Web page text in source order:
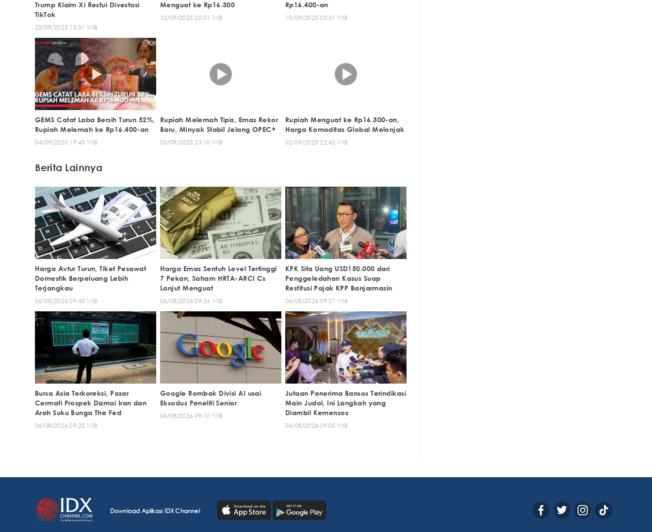
Trump Klaim Xi Restui Divestasi
TikTok
22/09/2025 15:31 WIB
Menguat ke Rp16.300
12/09/2025 20:01 WIB
Rp16.400-an
10/09/2025 20:31 WIB
GEMS Catat Laba Bersih Turun 52%,
Rupiah Melemah ke Rp16.400-an
04/09/2025 19:45 WIB
Rupiah Melemah Tipis, Emas Rekor
Baru, Minyak Stabil Jelang OPEC+
03/09/2025 23:10 WIB
Rupiah Menguat ke Rp16.300-an,
Harga Komoditas Global Melonjak
02/09/2025 22:42 WIB
Berita Lainnya
Harga Avtur Turun, Tiket Pesawat
Domestik Berpeluang Lebih
Terjangkau
06/08/2026 09:45 WIB
Harga Emas Sentuh Level Tertinggi
7 Pekan, Saham HRTA-ARCI Cs
Lanjut Menguat
06/08/2026 09:34 WIB
KPK Sita Uang USD150.000 dari
Penggeledahan Kasus Suap
Restitusi Pajak KPP Banjarmasin
06/08/2026 09:27 WIB
Bursa Asia Terkoreksi, Pasar
Cermati Prospek Damai Iran dan
Arah Suku Bunga The Fed
06/08/2026 09:20 WIB
Google Rombak Divisi AI usai
Eksodus Peneliti Senior
06/08/2026 09:10 WIB
Jutaan Penerima Bansos Terindikasi
Main Judol, Ini Langkah yang
Diambil Kemensos
06/08/2026 09:05 WIB
Download Aplikasi IDX Channel